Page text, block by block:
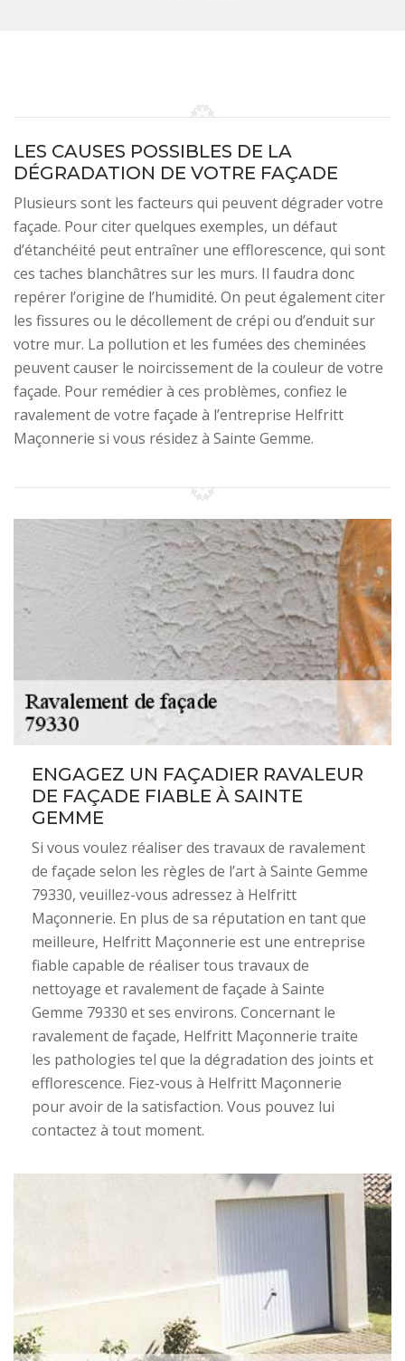
LES CAUSES POSSIBLES DE LA
DÉGRADATION DE VOTRE FAÇADE
Plusieurs sont les facteurs qui peuvent dégrader votre
façade. Pour citer quelques exemples, un défaut
d’étanchéité peut entraîner une efflorescence, qui sont
ces taches blanchâtres sur les murs. Il faudra donc
repérer l’origine de l’humidité. On peut également citer
les fissures ou le décollement de crépi ou d’enduit sur
votre mur. La pollution et les fumées des cheminées
peuvent causer le noircissement de la couleur de votre
façade. Pour remédier à ces problèmes, confiez le
ravalement de votre façade à l’entreprise Helfritt
Maçonnerie si vous résidez à Sainte Gemme.
ENGAGEZ UN FAÇADIER RAVALEUR
DE FAÇADE FIABLE À SAINTE
GEMME
Si vous voulez réaliser des travaux de ravalement
de façade selon les règles de l’art à Sainte Gemme
79330, veuillez-vous adressez à Helfritt
Maçonnerie. En plus de sa réputation en tant que
meilleure, Helfritt Maçonnerie est une entreprise
fiable capable de réaliser tous travaux de
nettoyage et ravalement de façade à Sainte
Gemme 79330 et ses environs. Concernant le
ravalement de façade, Helfritt Maçonnerie traite
les pathologies tel que la dégradation des joints et
efflorescence. Fiez-vous à Helfritt Maçonnerie
pour avoir de la satisfaction. Vous pouvez lui
contactez à tout moment.